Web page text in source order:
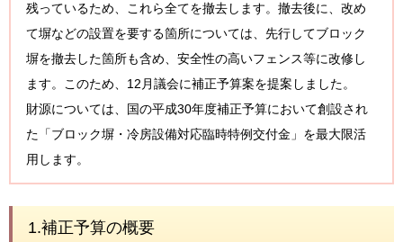
残っているため、これら全てを撤去します。撤去後に、改め
て塀などの設置を要する箇所については、先行してブロック
塀を撤去した箇所も含め、安全性の高いフェンス等に改修し
ます。このため、12月議会に補正予算案を提案しました。
財源については、国の平成30年度補正予算において創設され
た「ブロック塀・冷房設備対応臨時特例交付金」を最大限活
用します。
1.補正予算の概要